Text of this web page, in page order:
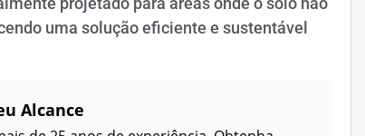
uma solução eficiente e sustentável
Alcance